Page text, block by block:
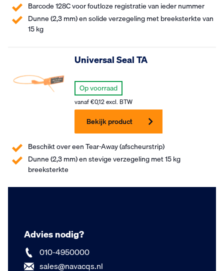
Barcode 128C voor foutloze registratie van ieder nummer
Dunne (2,3 mm) en solide verzegeling met breeksterkte van
15 kg
Beschikt over een Tear-Away (afscheurstrip)
Dunne (2,3 mm) en stevige verzegeling met 15 kg
breeksterkte
Universal Seal TA
Op voorraad
vanaf€0,12excl. BTW
Bekijk product
Advies nodig?
010-4950000
sales@navacqs.nl